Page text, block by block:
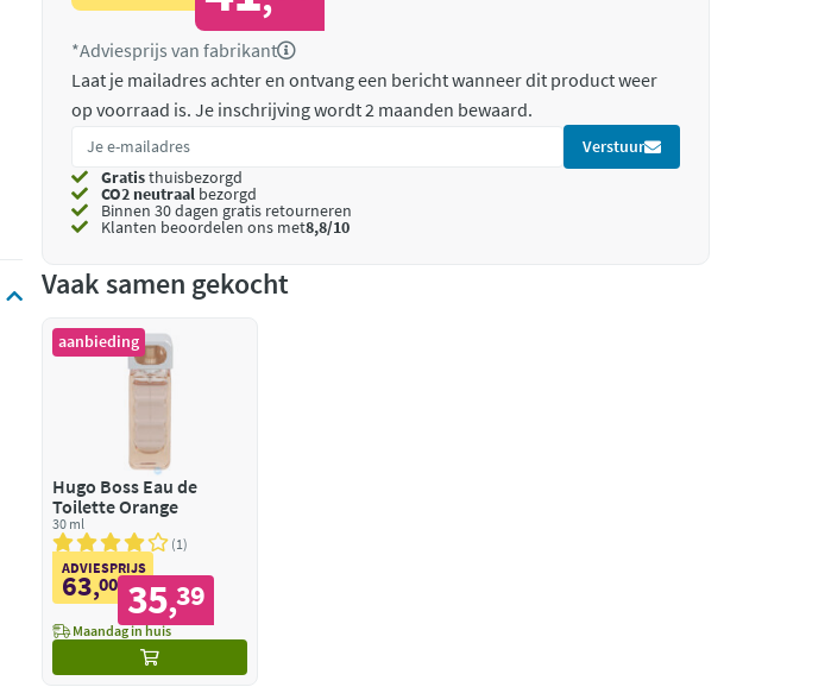
*Adviesprijs van fabrikant
Laat je mailadres achter en ontvang een bericht wanneer dit product weer
op voorraad is. Je inschrijving wordt 2 maanden bewaard.
Verstuur
Gratisthuisbezorgd
CO2 neutraal bezorgd
Binnen 30 dagen gratis retourneren
Klanten beoordelen ons met8,8/10
Vaak samen gekocht
aanbieding
Hugo Boss Eau de
Toilette Orange
30 ml
1
ADVIESPRIJS
63,00 35,39
Maandag in huis